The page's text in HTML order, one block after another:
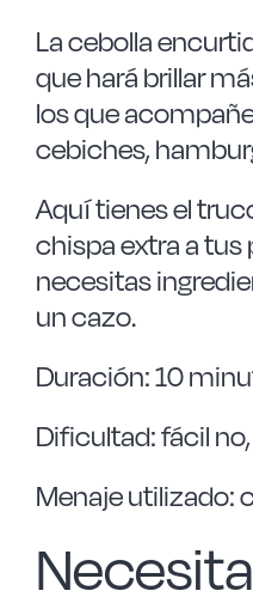
Contacto
La cebolla
que hará brillar
los que
cebiches,
Aquí tienes el
chispa extra a tus
necesitas
un cazo.
Duración: 10
Dificultad: fácil
Menaje utilizado: